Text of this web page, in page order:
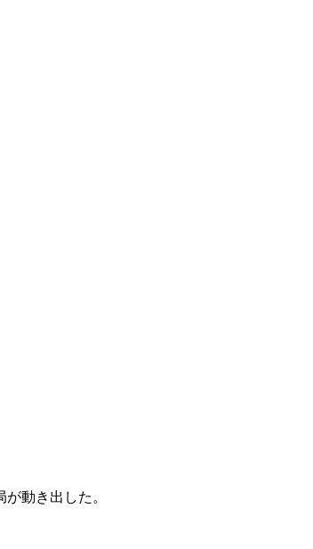
動き出した。